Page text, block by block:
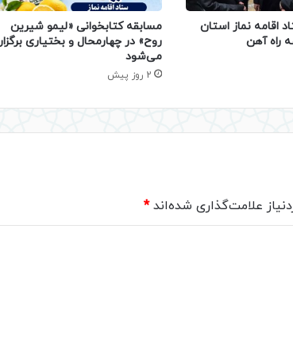
اقامه نماز استان
راه آهن
مسابقه کتابخوانی «لیمو شیرین
روح» در چهارمحال و بختیاری برگزار
می‌شود
2 روز پیش
علامت‌گذاری شده‌اند*